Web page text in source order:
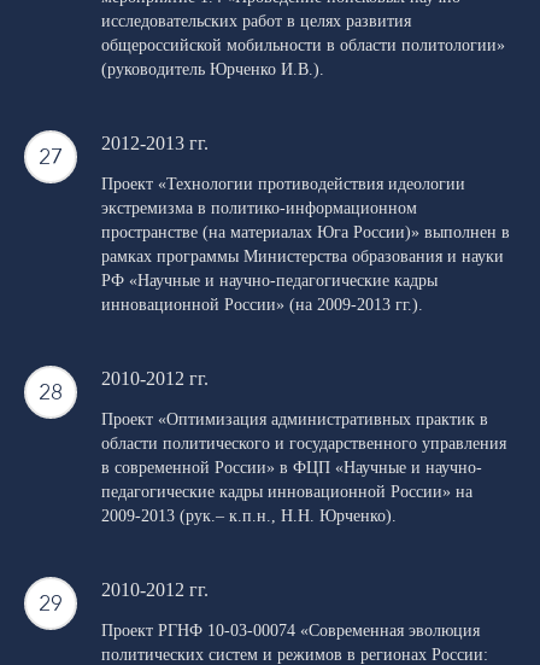
исследовательских работ в целях развития
общероссийской мобильности в области политологии»
(руководитель Юрченко И.В.).
2012-2013 гг.
Проект «Технологии противодействия идеологии
экстремизма в политико-информационном
пространстве (на материалах Юга России)» выполнен в
рамках программы Министерства образования и науки
РФ «Научные и научно-педагогические кадры
инновационной России» (на 2009-2013 гг.).
2010-2012 гг.
Проект «Оптимизация административных практик в
области политического и государственного управления
в современной России» в ФЦП «Научные и научно-
педагогические кадры инновационной России» на
2009-2013 (рук.– к.п.н., Н.Н. Юрченко).
2010-2012 гг.
Проект РГНФ 10-03-00074 «Современная эволюция
политических систем и режимов в регионах России: